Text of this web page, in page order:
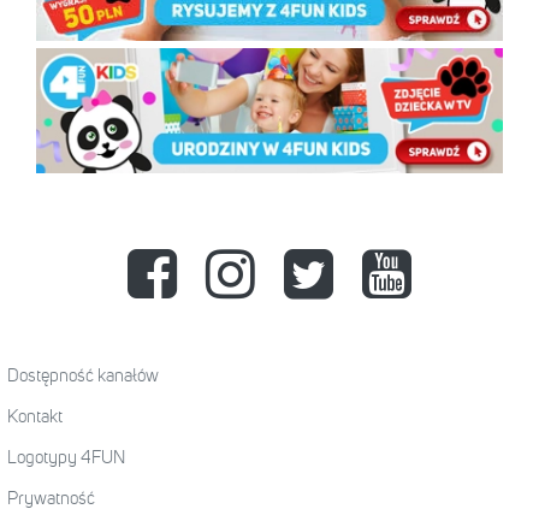
Dostępność kanałów
Kontakt
Logotypy 4FUN
Prywatność